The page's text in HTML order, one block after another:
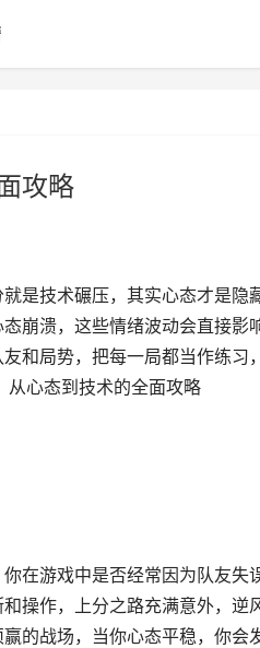
攻略
是技术碾压，其实心态才是隐
崩溃，这些情绪波动会直接影
和局势，把每一局都当作练习
从心态到技术的全面攻略
在游戏中是否经常因为队友失
操作，上分之路充满意外，逆
的战场，当你心态平稳，你会